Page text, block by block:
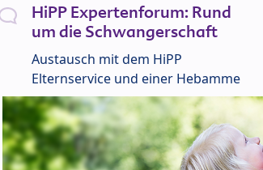
HiPP Expertenforum: Rund
um die Schwangerschaft
Austausch mit dem HiPP
Elternservice und einer Hebamme